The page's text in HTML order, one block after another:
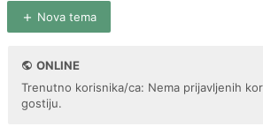
Nova tema
ONLINE
Trenutno korisnika/ca: Nema prijavljenih
gostiju.